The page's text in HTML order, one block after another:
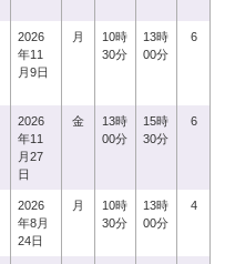
2026
年11
月9日
月
10時
30分
13時
00分
6
2026
年11
月27
日
金
13時
00分
15時
30分
6
2026
年8月
24日
月
10時
30分
13時
00分
4